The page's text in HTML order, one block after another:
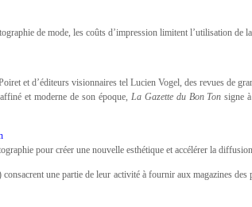
de mode, les coûts d’impression limitent l’utilisation de
et d’éditeurs visionnaires tel Lucien Vogel, des revues de
et moderne de son époque, La Gazette du Bon Tonsigne
pour créer une nouvelle esthétique et accélérer la
une partie de leur activité à fournir aux magazines des